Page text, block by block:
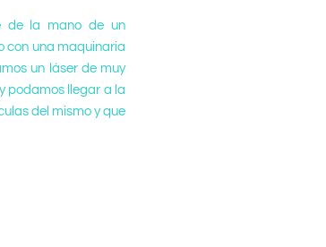
de la mano de un
con una maquinaria
un láser de muy
podamos llegar a la
del mismo y que